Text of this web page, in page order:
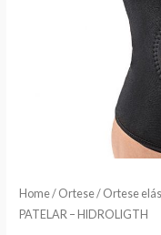
Home/ Ortese/ Ortese
PATELAR – HIDROLIGTH